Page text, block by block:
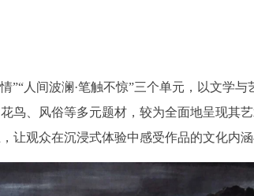
”“人间波澜·笔触不惊”三个单元，以文学
鸟、风俗等多元题材，较为全面地呈现其
让观众在沉浸式体验中感受作品的文化内涵